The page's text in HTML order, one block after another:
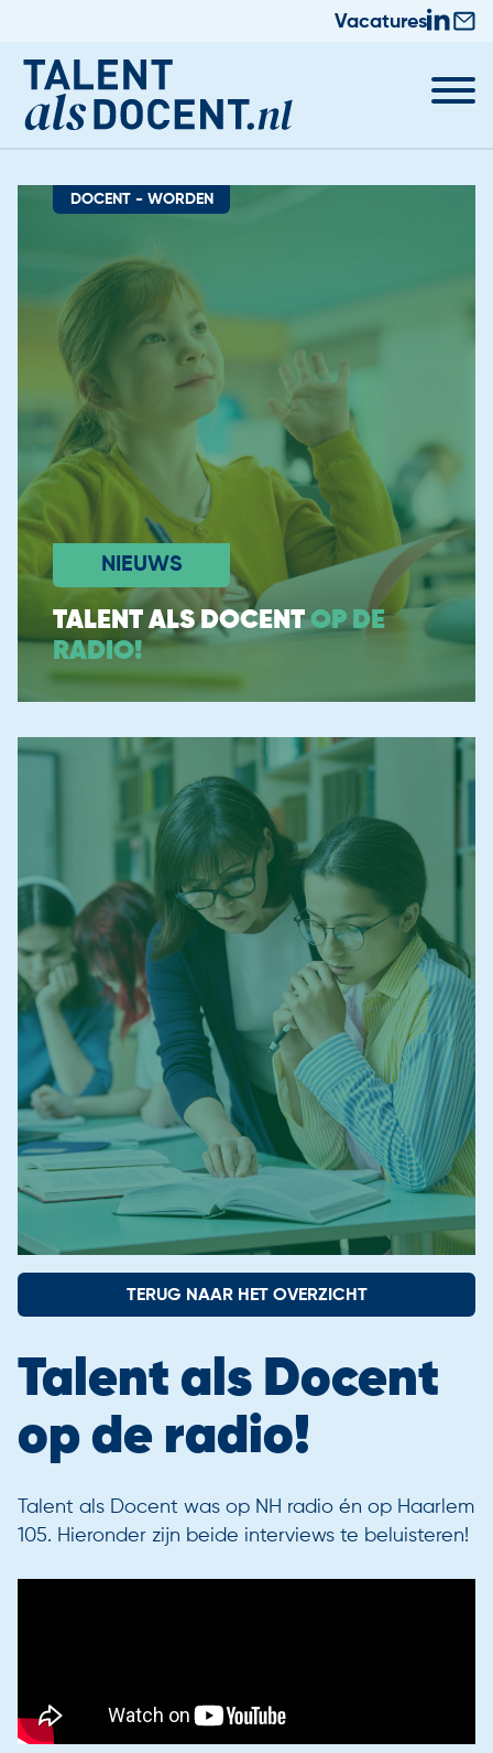
Vacatures
Docent worden
Nieuws & Trainingen
Informatie voor Zij-instromers
Praktische zaken
Routes naar het leraarschap
Informatie voor Zij-instromers
Tekortvakken in de regio
Onze instroomadviseurs
Groeien als docent
Alle berichten
Ervaringsverhalen
Bekijk alle verhalen
In de Spotlight
Algemeen
Wereldwijd Docent
Bekijk alle vacatures
Contact
Aangesloten scholen
Onze instroomadviseurs
DOCENT - WORDEN
NIEUWS
TALENT ALS DOCENT OP DE
RADIO!
TERUG NAAR HET OVERZICHT
Talent als Docent
op de radio!
Talent als Docent was op NH radio én op Haarlem
105. Hieronder zijn beide interviews te beluisteren!